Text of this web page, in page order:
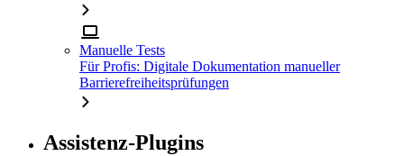
Manuelle Tests
Für Profis: Digitale Dokumentation manueller
Barrierefreiheitsprüfungen
Assistenz-Plugins